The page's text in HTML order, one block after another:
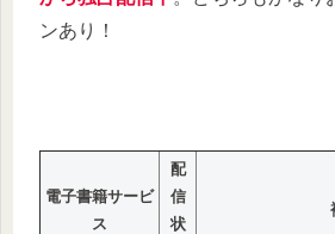
ンあり！
電子書籍サービ
ス
配
信
状